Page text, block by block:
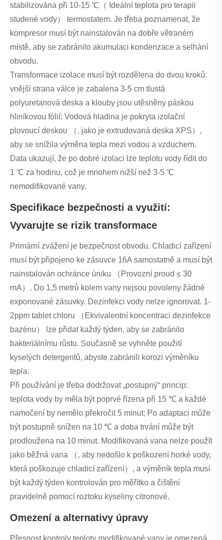
stabilizována při 10-15 ℃（ Ideální teplota pro terapii
studené vody） termostatem. Je třeba poznamenat, že
kompresor musí být nainstalován na dobře větraném
místě, aby se zabránilo akumulaci kondenzace a selhání
obvodu.
Transformace izolace musí být rozdělena do dvou kroků:
vnější strana válce je zabalena 3-5 cm tlustá
polyuretanová deska a klouby jsou utěsněny páskou
hliníkovou fólií; Vodová hladina je pokryta izolační
plovoucí deskou （, jako je extrudovaná deska XPS）,
aby se snížila výměna tepla mezi vodou a vzduchem.
Data ukazují, že po dobré izolaci lze teplotu vody řídit do
1 ℃ za hodinu, což je mnohem nižší než 3-5 ℃
nemodifikované vany.
Specifikace bezpečnosti a využití:
Vyvarujte se rizik transformace
Primární zvážení je bezpečnost obvodu. Chladicí zařízení
musí být připojeno ke zásuvce 16A samostatně a musí být
nainstalován ochránce úniku （Provozní proud ≤ 30
mA）. Do 1,5 metrů kolem vany nejsou povoleny žádné
exponované zásuvky. Dezinfekci vody nelze ignorovat. 1-
2ppm tablet chloru （Ekvivalentní koncentraci dezinfekce
bazénu） lze přidat každý týden, aby se zabránilo
bakteriálnímu růstu. Současně se vyhněte použití
kyselých detergentů, abyste zabránili korozi výměníku
tepla.
Při používání je třeba dodržovat „postupný“ princip:
teplota vody by měla být poprvé řízena při 15 ℃ a každé
namočení by nemělo překročit 5 minut; Po adaptaci může
být postupně snížen na 10 ℃ a doba trvání může být
prodloužena na 10 minut. Modifikovaná vana nelze použít
jako běžná vana （, aby nedošlo k poškození horké vody,
která poškozuje chladicí zařízení）, a výměník tepla musí
být každý týden kontrolován pro měřítko a čištění
pravidelně pomocí roztoku kyseliny citronové.
Omezení a alternativy úpravy
Přesnost kontroly teploty modifikované vany je omezená.